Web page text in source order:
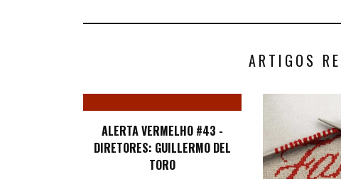
ARTIGOS
ALERTA VERMELHO #43 -
DIRETORES: GUILLERMO DEL
TORO